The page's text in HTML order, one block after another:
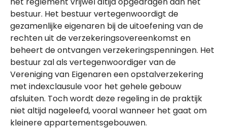
bestuur. Het bestuur vertegenwoordigt de
gezamenlijke eigenaren bij de uitoefening van de
rechten uit de verzekeringsovereenkomst en
beheert de ontvangen verzekeringspenningen. Het
bestuur zal als vertegenwoordiger van de
Vereniging van Eigenaren een opstalverzekering
met indexclausule voor het gehele gebouw
afsluiten. Toch wordt deze regeling in de praktijk
niet altijd nageleefd, vooral wanneer het gaat om
kleinere appartementsgebouwen.